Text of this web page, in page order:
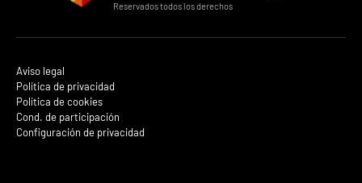
Reservados todos los derechos
Aviso legal
Política de privacidad
Política de cookies
Cond. de participación
Configuración de privacidad